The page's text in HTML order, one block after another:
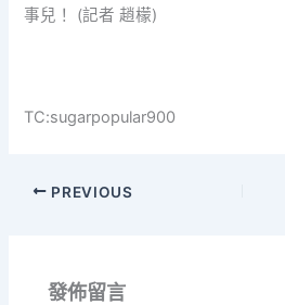
事兒！ (記者 趙檬)
TC:sugarpopular900
PREVIOUS
發佈留言